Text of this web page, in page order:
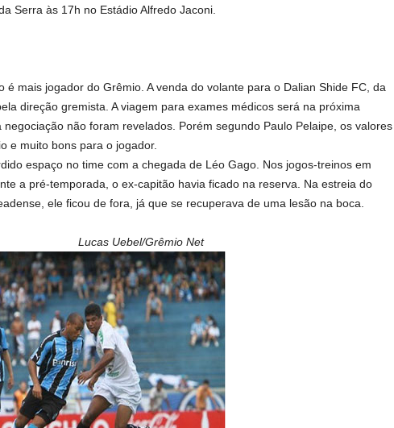
Serra às 17h no Estádio Alfredo Jaconi.
é mais jogador do Grêmio. A venda do volante para o Dalian Shide FC, da
direção gremista. A viagem para exames médicos será na próxima
não foram revelados. Porém segundo Paulo Pelaipe, os valores
e muito bons para o jogador.
espaço no time com a chegada de Léo Gago. Nos jogos-treinos em
a pré-temporada, o ex-capitão havia ficado na reserva. Na estreia do
ele ficou de fora, já que se recuperava de uma lesão na boca.
Lucas Uebel/Grêmio Net